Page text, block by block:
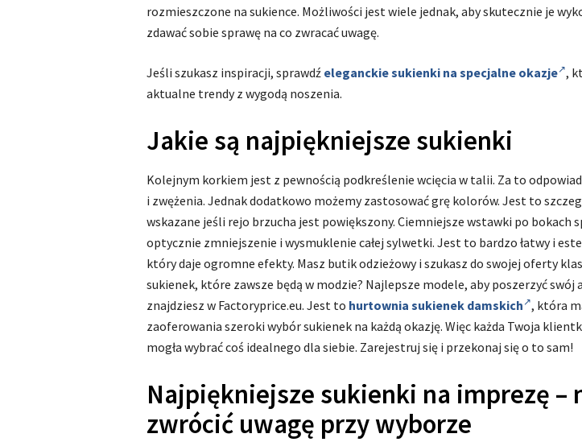
rozmieszczone na sukience. Możliwości jest wiele jednak, aby skutecznie je
zdawać sobie sprawę na co zwracać uwagę.
Jeśli szukasz inspiracji, sprawdź eleganckie sukienki na specjalne okazje ,
aktualne trendy z wygodą noszenia.
Jakie są najpiękniejsze sukienki
Kolejnym korkiem jest z pewnością podkreślenie wcięcia w talii. Za to
i zwężenia. Jednak dodatkowo możemy zastosować grę kolorów. Jest to
wskazane jeśli rejo brzucha jest powiększony. Ciemniejsze wstawki po bokach
optycznie zmniejszenie i wysmuklenie całej sylwetki. Jest to bardzo łatwy i
który daje ogromne efekty. Masz butik odzieżowy i szukasz do swojej oferty
sukienek, które zawsze będą w modzie? Najlepsze modele, aby poszerzyć
znajdziesz w Factoryprice.eu. Jest to hurtownia sukienek damskich , która
zaoferowania szeroki wybór sukienek na każdą okazję. Więc każda Twoja
mogła wybrać coś idealnego dla siebie. Zarejestruj się i przekonaj się o to sam!
Najpiękniejsze sukienki na imprezę –
zwrócić uwagę przy wyborze